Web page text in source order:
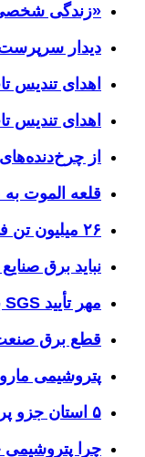
«زندگی
دیدار سرپرست
اهدای تندیس
اهدای تندیس
از چرخ‌دنده‌های صنعت تا مسیر
قلعه الموت
۲۶ میلیون تن فولاد گمشده؛ وقتی ناترازی انرژی بزرگ‌ترین مانع تولید می‌شود
نباید برق
مهر تأیید SGS بر استانداردهای جهانیِ شرکت عملیات اکتشاف نفت
قطع برق
پتروشیمی
۵ استان جزو پرتحرک‌ترین اقتصاد‌های کشور
چرا پتروشیمی